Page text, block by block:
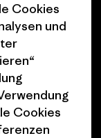
Cookies
und
Cookies